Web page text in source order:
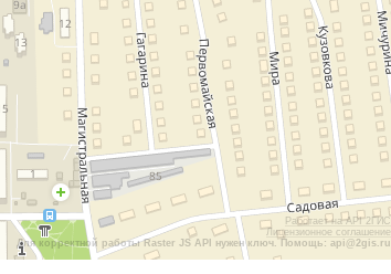
Работает на API 2ГИС
Лицензионное соглашение
Для корректной работы Raster JS API нужен ключ. Помощь: api@2gis.ru